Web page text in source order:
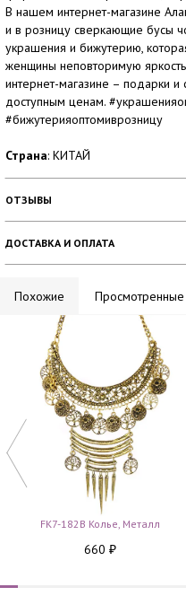
В нашем интернет-магазине
и в розницу сверкающие бусы
украшения и бижутерию,
женщины неповторимую
интернет-магазине – подарки
доступным ценам.
#бижутерияоптомиврозницу
Страна: КИТАЙ
ОТЗЫВЫ
ДОСТАВКА И ОПЛАТА
Похожие Просмотренные
FK7-182B Колье, Металл
660 ₽